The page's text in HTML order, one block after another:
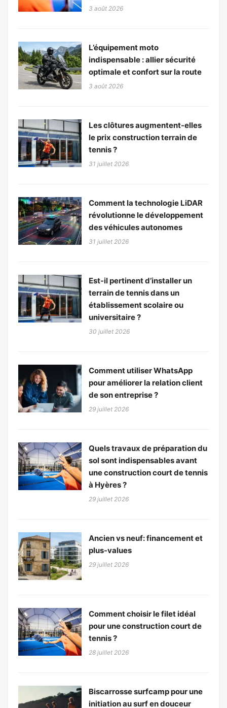
3 août 2026
L’équipement moto
indispensable : allier sécurité
optimale et confort sur la route
3 août 2026
Les clôtures augmentent-elles
le prix construction terrain de
tennis ?
31 juillet 2026
Comment la technologie LiDAR
révolutionne le développement
des véhicules autonomes
31 juillet 2026
Est-il pertinent d’installer un
terrain de tennis dans un
établissement scolaire ou
universitaire ?
30 juillet 2026
Comment utiliser WhatsApp
pour améliorer la relation client
de son entreprise ?
29 juillet 2026
Quels travaux de préparation du
sol sont indispensables avant
une construction court de tennis
à Hyères ?
29 juillet 2026
Ancien vs neuf: financement et
plus-values
29 juillet 2026
Comment choisir le filet idéal
pour une construction court de
tennis ?
28 juillet 2026
Biscarrosse surfcamp pour une
initiation au surf en douceur